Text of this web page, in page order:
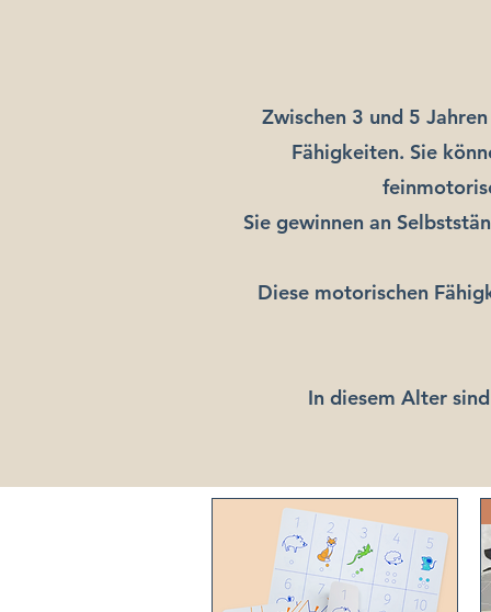
Zwischen 3 und 5
Fähigkeiten. Sie
Sie gewinnen an
Diese motorischen
In diesem Alter